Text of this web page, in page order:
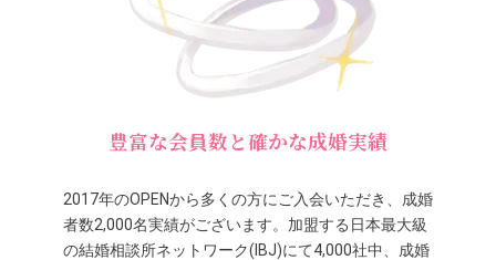
豊富な会員数と確かな成婚実績
2017年のOPENから多くの方にご入会いただき、成婚
者数2,000名実績がございます。加盟する日本最大級
の結婚相談所ネットワーク(IBJ)にて4,000社中、成婚